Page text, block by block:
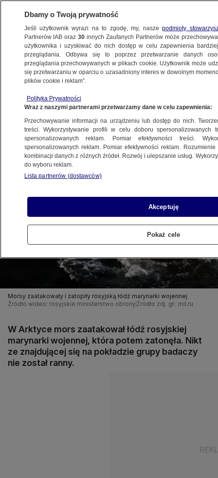
ŚWIAT
marynarki wojennej
25.09.2019, 10:45
Udostępnij
Morsy zaatakowały i zatopiły rosyjską łódź marynarki wojennej
Źródło wideo: rosyjskie ministerstwo obrony Źródło zdj. gł.: mil.ru
W Arktyce mors zaatakował łódź rosyjskiej
marynarki wojennej, która potem zatonęła. Nikt
ze znajdującej się na pokładzie grupy badaczy
nie został ranny.
Dbamy o Twoją prywatność
Jeśli użytkownik wyrazi na to zgodę, my, naszepodmioty
Partnerów IAB oraz30 innych Zaufanych Partnerów może
użytkownika i uzyskiwać do nich dostęp w celu zapewnienia
przeglądania. Odbywa się to poprzez przetwarzanie danych
przeglądania przechowywanych w plikach cookie. Użytkownik może
się przetwarzaniu w oparciu o uzasadniony interes w dowolnym
plików cookie i reklam”.
Polityka Prywatności
Wraz z naszymi partnerami przetwarzamy dane w celu zapewnienia:
Przechowywanie informacji na urządzeniu lub dostęp do nich.
treści. Wykorzystywanie profili w celu doboru spersonalizowanych
spersonalizowanych reklam. Pomiar efektywności treści.
spersonalizowanych reklam. Pomiar efektywności reklam.
kombinacji danych z różnych źródeł. Rozwój i ulepszanie usług.
do wyboru reklam.
Lista partnerów (dostawców)
Akceptuję
Pokaż cele